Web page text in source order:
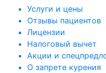
Услуги и цены
Отзывы пациентов
Лицензии
Налоговый вычет
Акции и
О запрете курения